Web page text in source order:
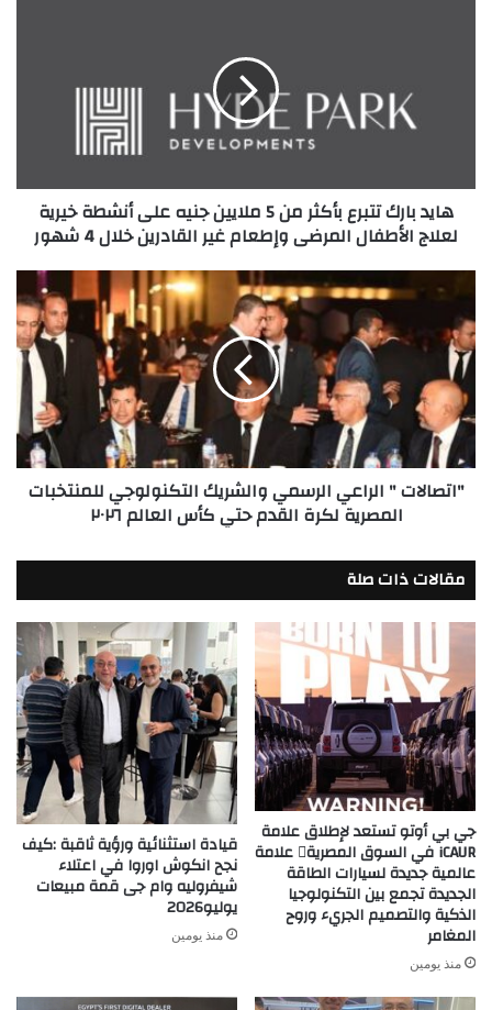
على
أنشطة
خيرية
وإطعام
غير
القادرين
خلال
4
شهور
هايد بارك تتبرع بأكثر من 5 ملايين جنيه على أنشطة خيرية
لعلاج الأطفال المرضى وإطعام غير القادرين خلال 4 شهور
الراعي
الرسمي
والشريك
التكنولوجي
للمنتخبات
المصرية
لكرة
القدم
العالم
٢٠٢٦
"اتصالات " الراعي الرسمي والشريك التكنولوجي للمنتخبات
المصرية لكرة القدم حتي كأس العالم ٢٠٢٦
مقالات ذات صلة
جي بي أوتو تستعد لإطلاق علامة
iCAUR في السوق المصرية علامة
عالمية جديدة لسيارات الطاقة
الجديدة تجمع بين التكنولوجيا
الذكية والتصميم الجريء وروح
المغامر
منذ يومين
قيادة استثنائية ورؤية ثاقبة :كيف
نجح انكوش اوروا في اعتلاء
شيفروليه وام جى قمة مبيعات
يوليو2026
منذ يومين